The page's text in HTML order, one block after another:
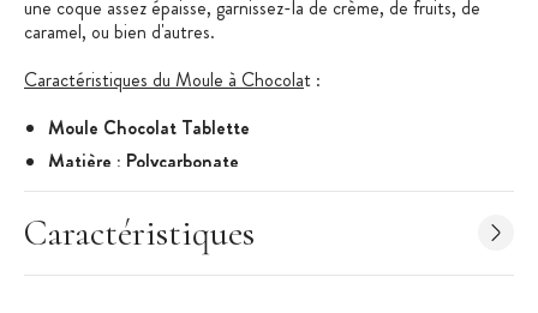
une coque assez épaisse, garnissez-la de crème, de fruits, de
caramel, ou bien d'autres.
Caractéristiques du Moule à Chocolat :
Moule Chocolat Tablette
Matière : Polycarbonate
Forme : Tablette
Motif : En étoile
Nombre d'empreintes : 2 (1x2)
Caractéristiques